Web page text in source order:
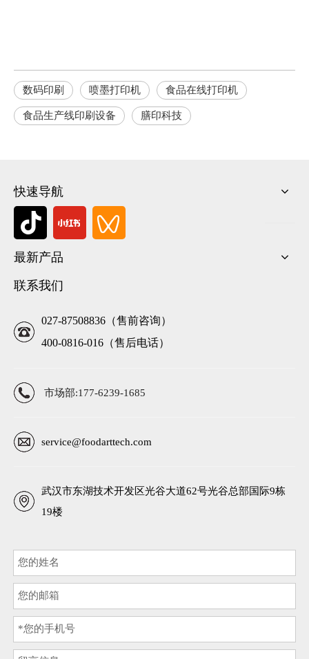
数码印刷 喷墨打印机 食品在线打印机
食品生产线印刷设备 膳印科技
快速导航
最新产品
联系我们
027-87508836（售前咨询）
400-0816-016（售后电话）
市场部:177-6239-1685
service@foodarttech.com
武汉市东湖技术开发区光谷大道62号光谷总部国际9栋
19楼